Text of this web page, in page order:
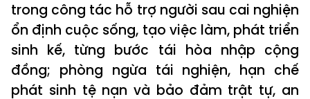
trong công tác hỗ trợ người sau cai nghiện
ổn định cuộc sống, tạo việc làm, phát triển
sinh kế, từng bước tái hòa nhập cộng
đồng; phòng ngừa tái nghiện, hạn chế
phát sinh tệ nạn và bảo đảm trật tự, an